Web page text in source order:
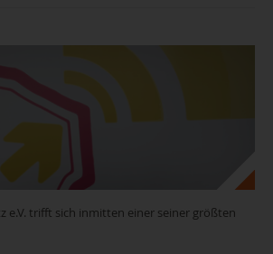
e.V. trifft sich inmitten einer seiner größten